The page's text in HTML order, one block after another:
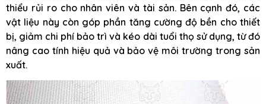
thiểu rủi ro cho nhân viên và tài sản. Bên cạnh đó, các
vật liệu này còn góp phần tăng cường độ bền cho thiết
bị, giảm chi phí bảo trì và kéo dài tuổi thọ sử dụng, từ đó
nâng cao tính hiệu quả và bảo vệ môi trường trong sản
xuất.